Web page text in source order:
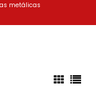
metálicas